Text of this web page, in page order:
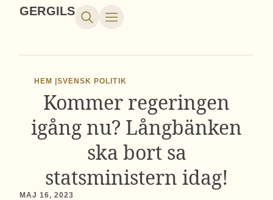
GERGILS
HEM |SVENSK POLITIK
Kommer regeringen
igång nu? Långbänken
ska bort sa
statsministern idag!
MAJ 16, 2023